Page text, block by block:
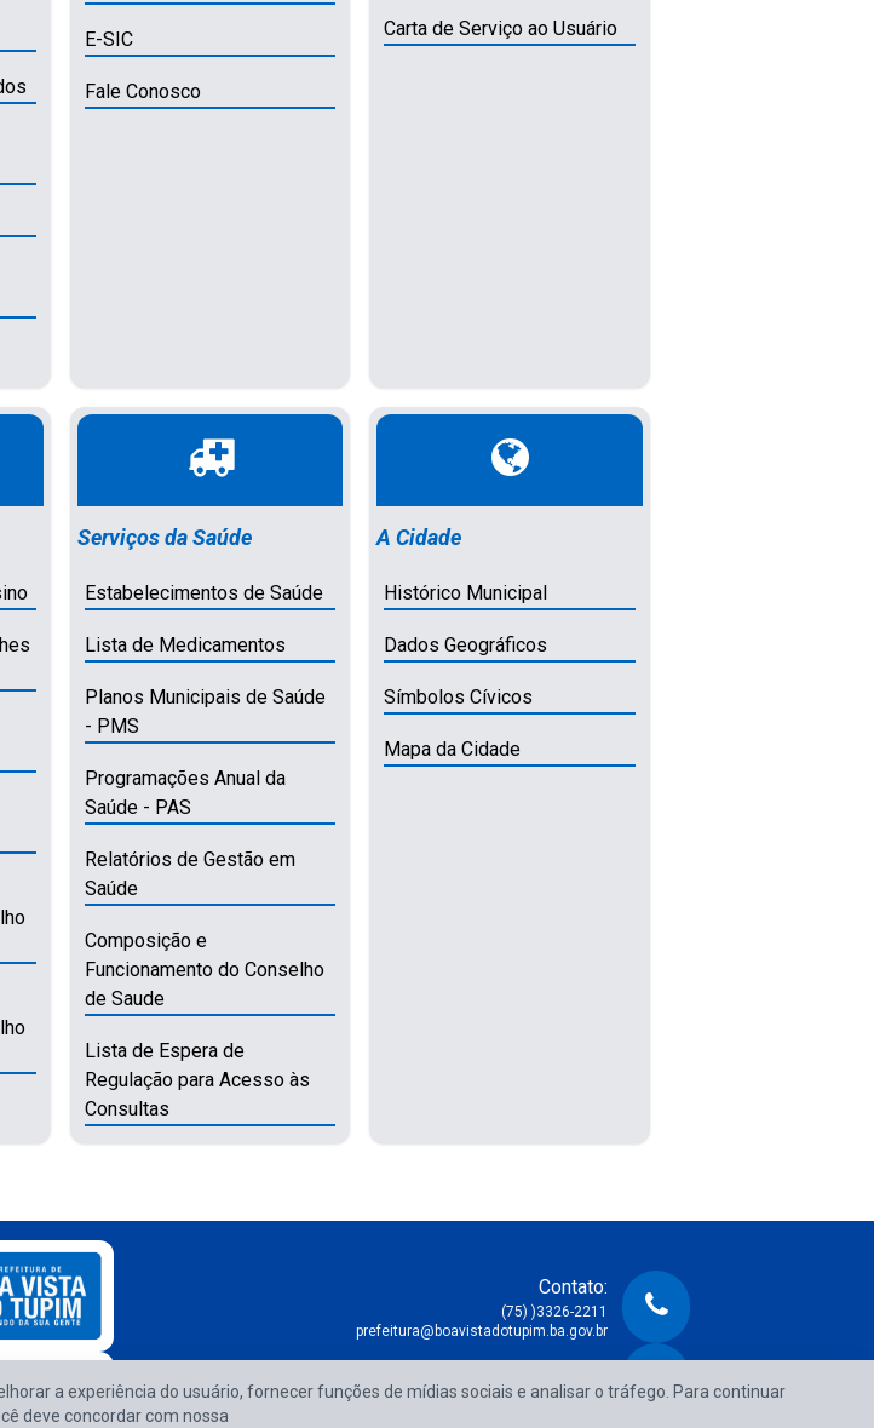
E-SIC
Fale Conosco
Carta de Serviço ao Usuário
Serviços da Saúde
Estabelecimentos de Saúde
Lista de Medicamentos
Planos Municipais de Saúde
- PMS
Programações Anual da
Saúde - PAS
Relatórios de Gestão em
Saúde
Composição e
Funcionamento do Conselho
de Saude
Lista de Espera de
Regulação para Acesso às
Consultas
A Cidade
Histórico Municipal
Dados Geográficos
Símbolos Cívicos
Mapa da Cidade
Contato:
(75) )3326-2211
prefeitura@boavistadotupim.ba.gov.br
Atendimento de Segunda à Sexta das 08:00h às 14:00h
a experiência do usuário, fornecer funções de mídias sociais e analisar o tráfego. Para continuar
deve concordar com nossa